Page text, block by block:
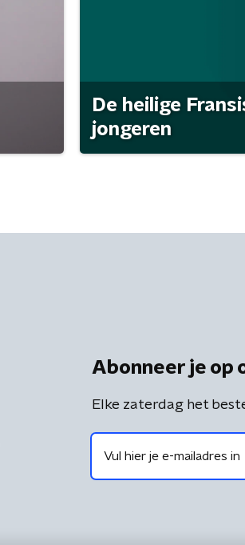
De heilige
jongeren
Abonneer je op
Elke zaterdag het